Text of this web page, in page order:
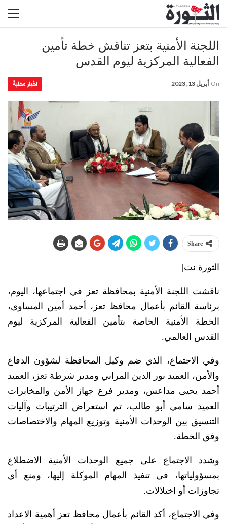
اللجنة الأمنية بتعز تناقش خطة تأمين
الفعالية المركزية ليوم القدس
اخبار محلية On أبريل 13, 2023
Share
الثورة نت|
ناقشت اللجنة الأمنية بمحافظة تعز في اجتماعها، اليوم،
برئاسة القائم بأعمال محافظ تعز، أحمد أمين المساوى،
الخطة الأمنية الخاصة بتأمين الفعالية المركزية ليوم
القدس العالمي.
وفي الاجتماع، الذي ضم وكيل المحافظة لشؤون الدفاع
والأمن، العميد نور الدين المراني ومدير شرطة تعز، العميد
أحمد يحيى مداعس، ومدير فرع جهاز الأمن والمخابرات
العميد سامي أبو طالب، تم استعراض الترتيبات وآليات
التنسيق بين الوحدات الأمنية وتوزيع المهام والاختصاصات
وفق الخطة.
وشدد الاجتماع على جميع الوحدات الأمنية الاضطلاع
بمسؤولياتها، في تنفيذ المهام الموكلة إليها، ومنع أي
تجاوزات أو اختلالات.
وفي الاجتماع، أكد القائم بأعمال محافظ تعز أهمية الاعداد